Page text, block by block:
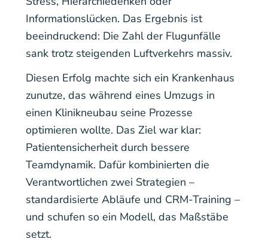
Informationslücken. Das Ergebnis ist
beeindruckend: Die Zahl der Flugunfälle
sank trotz steigenden Luftverkehrs massiv.
Diesen Erfolg machte sich ein Krankenhaus
zunutze, das während eines Umzugs in
einen Klinikneubau seine Prozesse
optimieren wollte. Das Ziel war klar:
Patientensicherheit durch bessere
Teamdynamik. Dafür kombinierten die
Verantwortlichen zwei Strategien –
standardisierte Abläufe und CRM-Training –
und schufen so ein Modell, das Maßstäbe
setzt.